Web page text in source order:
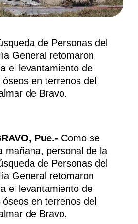
de Personas del
General retomaron
el levantamiento de
en terrenos del
de Bravo.
Pue.- Como se
mañana, personal de la
de Personas del
General retomaron
el levantamiento de
en terrenos del
de Bravo.